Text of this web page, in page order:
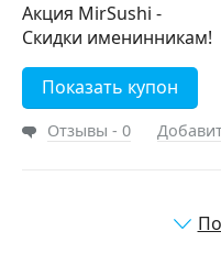
Акция MirSushi -
Скидки именинникам!
Показать купон
Отзывы - 0